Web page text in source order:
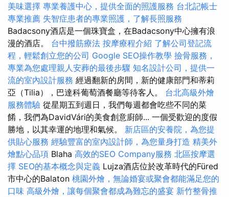
美味選擇 專業養護中心，提供全面的照護服務 台北記帳士
專業推薦 失智症患者的專業照護，了解長照服務
Badacsony酒店是一個珠寶盒，在Badacsony中心擁有浪
漫的酒店。 台中撥筋療法 按摩療程介紹 了解公司登記流
程，輕鬆創立您的公司 Google SEO操作教學 撿骨服務，
專業為您處理親人安葬的最後步驟 知名設計公司，提供一
流的室內設計服務 經過翻新的房間，新的健康部門和蒂莉
亞（Tilia），巴達科葡萄酒餐廳等待客人。 台北高級外燴
服務體驗 從星期五到週日，我們每週都會吃些不同的菜
餚，我們為DavidVári的美食創意廚師... 一個受歡迎的度假
勝地，以其幸運的地理和氣候。 新店區的安養院，為您提
供貼心服務 經驗豐富的室內設計師，為您量身打造 精美外
燴點心品項 Blaha 高效的SEO Company服務 北區按摩選
擇 SEO的基本概念與定義 Lujza酒店位於改革時代的Füred
市中心的Balaton 桃園外燴，無論婚宴或聚會都能滿足您的
口味 高級外燴，讓每個聚會都成為難忘的盛宴 新竹整骨推